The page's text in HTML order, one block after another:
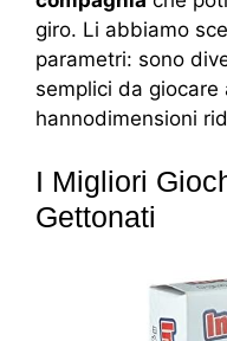
giro. Li abbiamo
parametri: sono
semplici da giocare
hannodimensioni
I Migliori
Gettonati